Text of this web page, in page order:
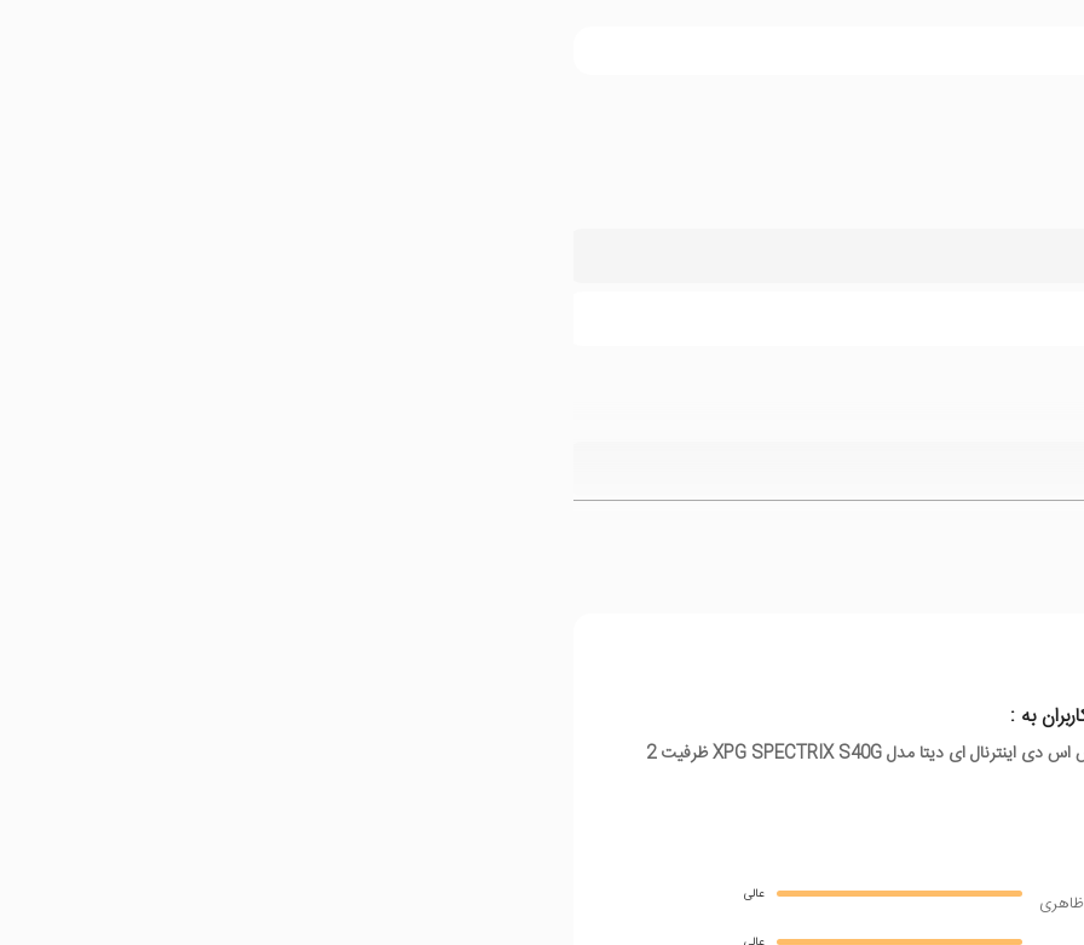
به :
هارد اس اس دی اینترنال ای دیتا مدل XPG SPECTRIX S40G ظرفیت 2
عالی